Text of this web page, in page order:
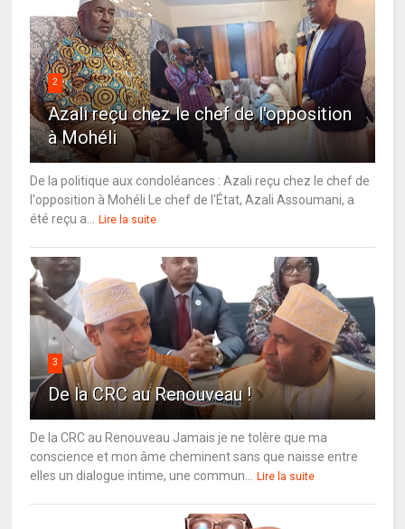
2
Azali reçu chez le chef de l'opposition
à Mohéli
De la politique aux condoléances : Azali reçu chez le chef de
l'opposition à Mohéli Le chef de l'État, Azali Assoumani, a
été reçu a...
Lire la suite
3
De la CRC au Renouveau !
De la CRC au Renouveau Jamais je ne tolère que ma
conscience et mon âme cheminent sans que naisse entre
elles un dialogue intime, une commun...
Lire la suite